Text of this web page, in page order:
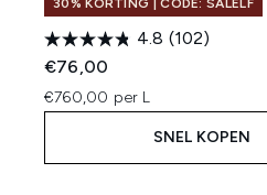
30% KORTING | CODE: SALELF
4.8 (102)
€76,00
€760,00 per L
SNEL KOPEN